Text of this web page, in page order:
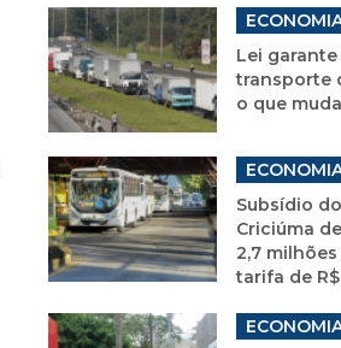
Lei
transporte
o que muda
Subsídio
Criciúma
2,7
tarifa de R$